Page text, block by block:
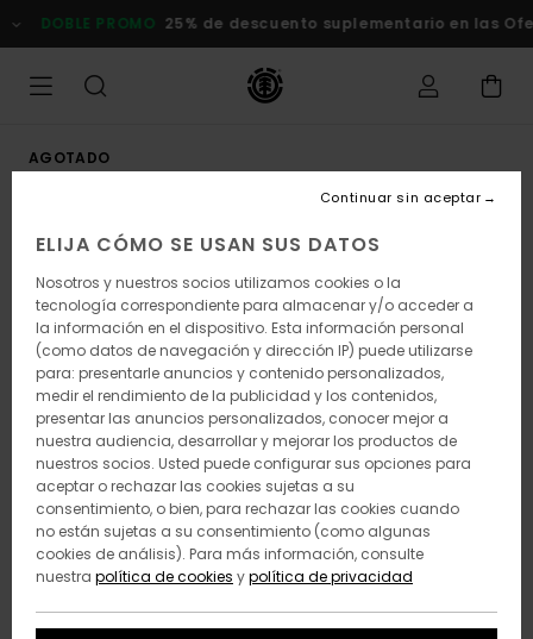
la
DOBLE PROMO 25% de descuento suplementario en las
AGOTADO
ELIJA CÓMO SE USAN SUS DATOS
Nosotros y nuestros socios utilizamos cookies o la
tecnología correspondiente para almacenar y/o acceder a
la información en el dispositivo. Esta información personal
(como datos de navegación y dirección IP) puede utilizarse
para: presentarle anuncios y contenido personalizados,
medir el rendimiento de la publicidad y los contenidos,
presentar las anuncios personalizados, conocer mejor a
nuestra audiencia, desarrollar y mejorar los productos de
nuestros socios. Usted puede configurar sus opciones para
aceptar o rechazar las cookies sujetas a su
consentimiento, o bien, para rechazar las cookies cuando
no están sujetas a su consentimiento (como algunas
cookies de análisis). Para más información, consulte
nuestra política de cookies ypolítica de privacidad
Continuar sin aceptar